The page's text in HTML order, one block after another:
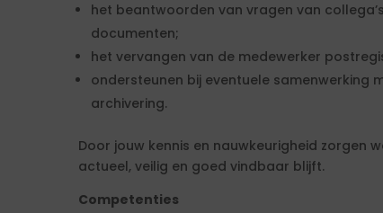
het beantwoorden van vragen van
documenten;
het vervangen van de medewerker
ondersteunen bij eventuele samenwerking
archivering.
Door jouw kennis en nauwkeurigheid zorgen
actueel, veilig en goed vindbaar blijft.
Competenties